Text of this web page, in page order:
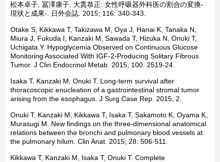
松本卓子, 冨澤康子, 大貫恭正: 女性呼吸器外科医の割合の変換-
現状と成果-. 日外会誌. 2015; 116: 340-343.
Otake S, Kikkawa T, Takizawa M, Oya J, Hanai K, Tanaka N,
Miura J, Fukuda I, Kanzaki M, Sawada T, Hizuka N, Onuki T,
Uchigata Y. Hypoglycemia Observed on Continuous Glucose
Monitoring Associated With IGF-2-Producing Solitary Fibrous
Tumor. J Clin Endocrinol Metab. 2015; 100: 2519-24.
Isaka T, Kanzaki M, Onuki T. Long-term survival after
thoracoscopic enucleation of a gastrointestinal stromal tumor
arising from the esophagus. J Surg Case Rep. 2015; 2.
Onuki T, Kanzaki M, Kikkawa T, Isaka T, Sakamoto K, Oyama K,
Murasugi M. New findings on the three-dimensional anatomical
relations between the bronchi and pulmonary blood vessels at
the pulmonary hilum. Clin Anat. 2015; 28: 506-511.
Kikkawa T, Kanzaki M, Isaka T, Onuki T. Complete